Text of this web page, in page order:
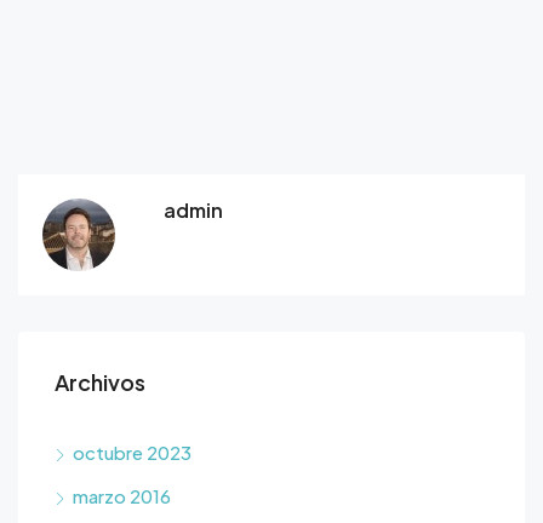
admin
Archivos
octubre 2023
marzo 2016